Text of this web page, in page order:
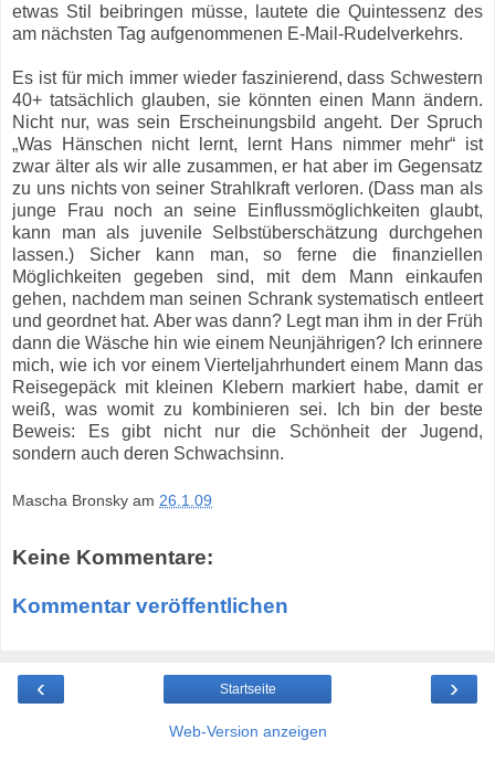
etwas Stil beibringen müsse, lautete die Quintessenz des
am nächsten Tag aufgenommenen E-Mail-Rudelverkehrs.
Es ist für mich immer wieder faszinierend, dass Schwestern
40+ tatsächlich glauben, sie könnten einen Mann ändern.
Nicht nur, was sein Erscheinungsbild angeht. Der Spruch
„Was Hänschen nicht lernt, lernt Hans nimmer mehr“ ist
zwar älter als wir alle zusammen, er hat aber im Gegensatz
zu uns nichts von seiner Strahlkraft verloren. (Dass man als
junge Frau noch an seine Einflussmöglichkeiten glaubt,
kann man als juvenile Selbstüberschätzung durchgehen
lassen.) Sicher kann man, so ferne die finanziellen
Möglichkeiten gegeben sind, mit dem Mann einkaufen
gehen, nachdem man seinen Schrank systematisch entleert
und geordnet hat. Aber was dann? Legt man ihm in der Früh
dann die Wäsche hin wie einem Neunjährigen? Ich erinnere
mich, wie ich vor einem Vierteljahrhundert einem Mann das
Reisegepäck mit kleinen Klebern markiert habe, damit er
weiß, was womit zu kombinieren sei. Ich bin der beste
Beweis: Es gibt nicht nur die Schönheit der Jugend,
sondern auch deren Schwachsinn.
Mascha Bronsky am 26.1.09
Keine Kommentare:
Kommentar veröffentlichen
‹ ›
Startseite
Web-Version anzeigen